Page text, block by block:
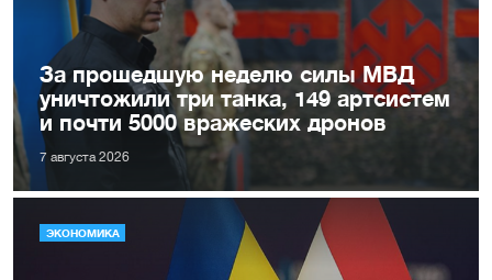
За прошедшую неделю силы МВД
уничтожили три танка, 149 артсистем
и почти 5000 вражеских дронов
7 августа 2026
ЭКОНОМИКА